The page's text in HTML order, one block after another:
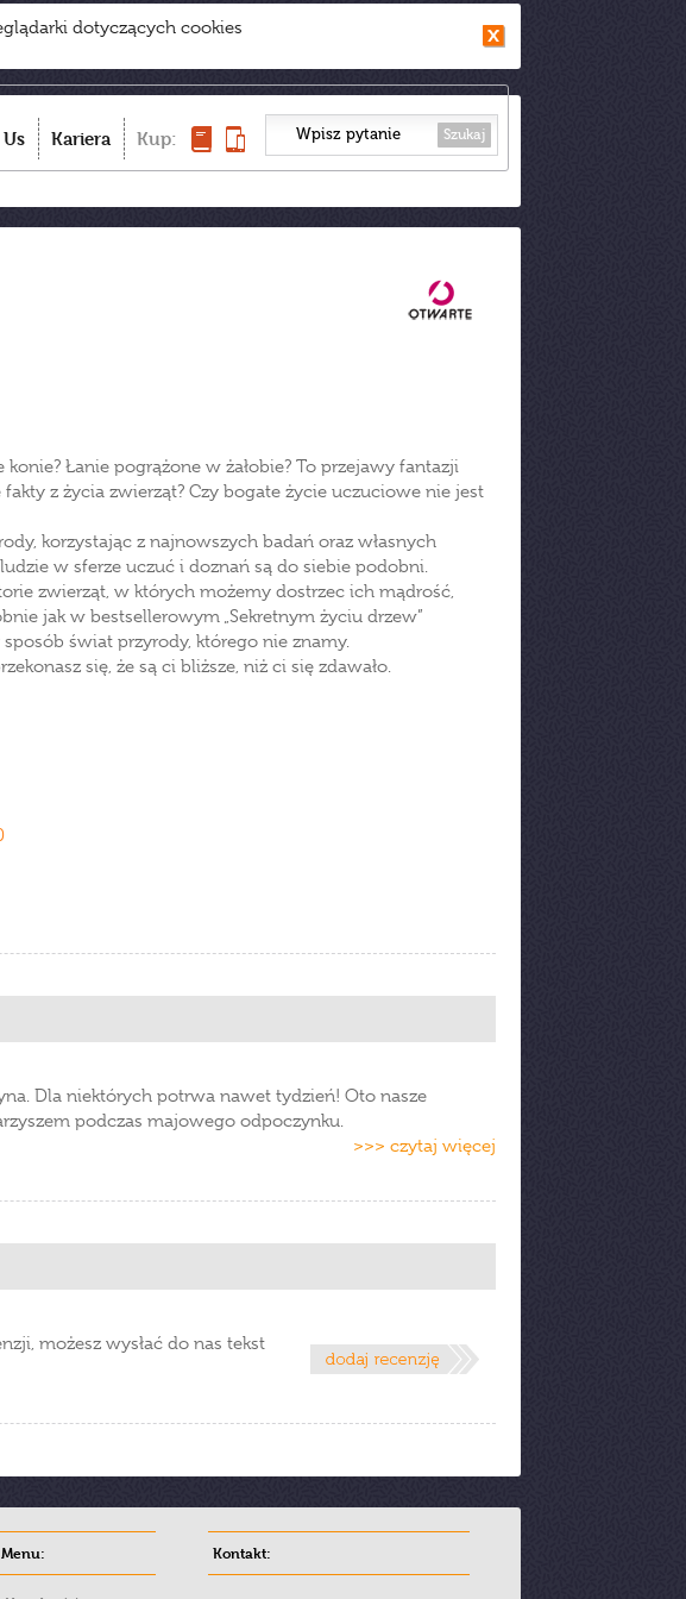
dotyczących cookies
Kariera Kup: Szukaj
Łanie pogrążone w żałobie? To przejawy fantazji
z życia zwierząt? Czy bogate życie uczuciowe nie jest
korzystając z najnowszych badań oraz własnych
w sferze uczuć i doznań są do siebie podobni.
zwierząt, w których możemy dostrzec ich mądrość,
jak w bestsellerowym „Sekretnym życiu drzew”
świat przyrody, którego nie znamy.
się, że są ci bliższe, niż ci się zdawało.
Dla niektórych potrwa nawet tydzień! Oto nasze
podczas majowego odpoczynku.
>>> czytaj więcej
możesz wysłać do nas tekst
Menu: Kontakt: